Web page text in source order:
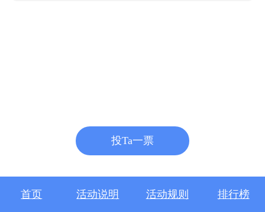
投Ta一票
首页 活动说明 活动规则 排行榜